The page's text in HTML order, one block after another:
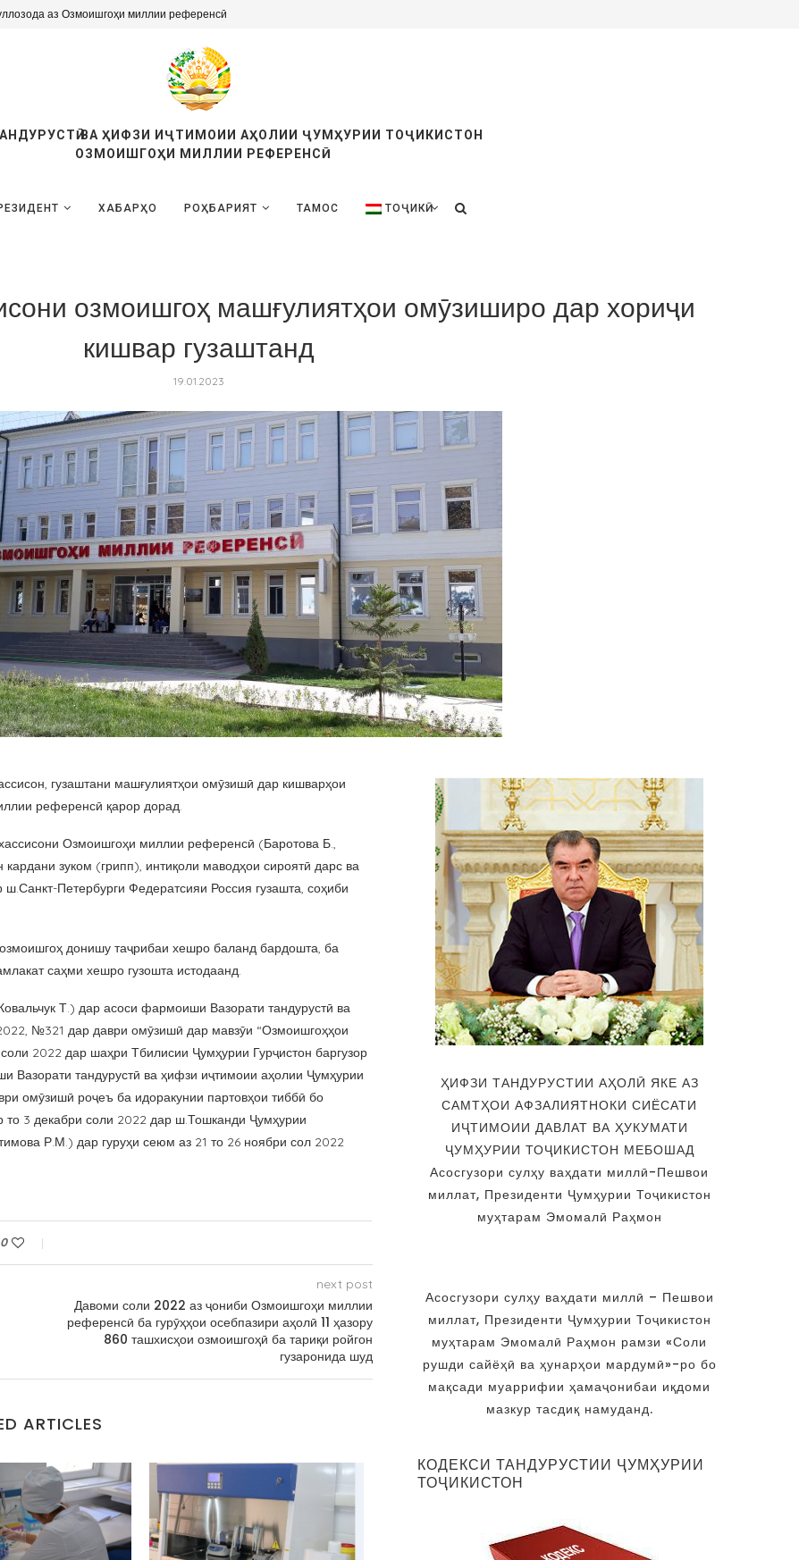
хадамоти озмоишгоҳӣ доранд, баҳодиҳии...
ВА ҲИФЗИ ИҶТИМОИИ АҲОЛИИ ҶУМҲУРИИ ТОҶИКИСТОН
ОЗМОИШГОҲИ МИЛЛИИ РЕФЕРЕНСӢ
ХАБАРҲО РОҲБАРИЯТ ТАМОС ТОҶИКӢ
озмоишгоҳ машғулиятҳои омӯзиширо дар хориҷи
кишвар гузаштанд
19.01.2023
гузаштани машғулиятҳои омӯзишӣ дар кишварҳои
референсӣ қарор дорад.
Озмоишгоҳи миллии референсӣ (Баротова Б.,
зуком (грипп), интиқоли маводҳои сироятӣ дарс ва
Петербурги Федератсияи Россия гузашта, соҳиби
донишу таҷрибаи хешро баланд бардошта, ба
саҳми хешро гузошта истодаанд.
Т.) дар асоси фармоиши Вазорати тандурустӣ ва
№321 дар даври омӯзишӣ дар мавзӯи “Озмоишгоҳҳои
2022 дар шаҳри Тбилисии Ҷумҳурии Гурҷистон баргузор
Вазорати тандурустӣ ва ҳифзи иҷтимоии аҳолии Ҷумҳурии
омӯзишӣ роҷеъ ба идоракунии партовҳои тиббӣ бо
то 3 декабри соли 2022 дар ш.Тошканди Ҷумҳурии
Р.М.) дар гуруҳи сеюм аз 21 то 26 ноябри сол 2022
0
next post
Давоми соли 2022 аз ҷониби Озмоишгоҳи миллии
референсӣ ба гурӯҳҳои осебпазири аҳолӣ 11 ҳазору
860 ташхисҳои озмоишгоҳӣ ба тариқи ройгон
гузаронида шуд
ARTICLES
ҲИФЗИ ТАНДУРУСТИИ АҲОЛӢ ЯКЕ АЗ
САМТҲОИ АФЗАЛИЯТНОКИ СИЁСАТИ
ИҶТИМОИИ ДАВЛАТ ВА ҲУКУМАТИ
ҶУМҲУРИИ ТОҶИКИСТОН МЕБОШАД
Асосгузори сулҳу ваҳдати миллӣ-Пешвои
миллат, Президенти Ҷумҳурии Тоҷикистон
муҳтарам Эмомалӣ Раҳмон
Асосгузори сулҳу ваҳдати миллӣ – Пешвои
миллат, Президенти Ҷумҳурии Тоҷикистон
муҳтарам Эмомалӣ Раҳмон рамзи «Соли
рушди сайёҳӣ ва ҳунарҳои мардумӣ»-ро бо
мақсади муаррифии ҳамаҷонибаи иқдоми
мазкур тасдиқ намуданд.
КОДЕКСИ ТАНДУРУСТИИ ҶУМҲУРИИ
ТОҶИКИСТОН